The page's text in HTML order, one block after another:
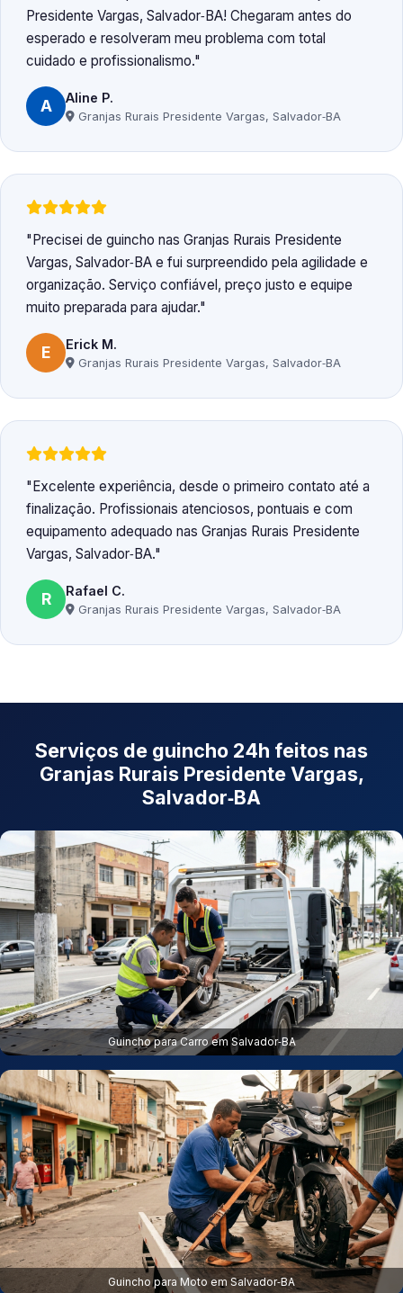
Presidente Vargas, Salvador‑BA! Chegaram antes do
esperado e resolveram meu problema com total
cuidado e profissionalismo.
A Aline P.
Granjas Rurais Presidente Vargas, Salvador‑BA
Precisei de guincho nas Granjas Rurais Presidente
Vargas, Salvador‑BA e fui surpreendido pela agilidade e
organização. Serviço confiável, preço justo e equipe
muito preparada para ajudar.
E Erick M.
Granjas Rurais Presidente Vargas, Salvador‑BA
Excelente experiência, desde o primeiro contato até a
finalização. Profissionais atenciosos, pontuais e com
equipamento adequado nas Granjas Rurais Presidente
Vargas, Salvador‑BA.
R Rafael C.
Granjas Rurais Presidente Vargas, Salvador‑BA
Serviços de guincho 24h feitos nas
Granjas Rurais Presidente Vargas,
Salvador‑BA
Guincho para Carro em Salvador‑BA
Guincho para Moto em Salvador‑BA